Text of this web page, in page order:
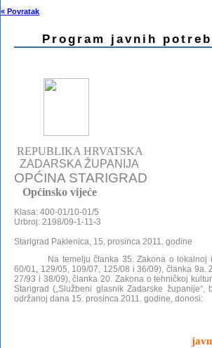
« Povratak
Program javnih
REPUBLIKA HRVATSKA
ZADARSKA ŽUPANIJA
OPĆINA STARIGRAD
Općinsko vijeće
Klasa: 400-01/10-01/5
Urbroj: 2198/09-1-11-3
Starigrad Paklenica, 15. prosinca 2011. godine
Na temelju članka 35. Zakona o lokalnoj
60/01, 129/05, 109/07, 125/08 i 36/09), članka
27/93 i 38/09), članka 20. Zakona o tehničkoj
Starigrad („Službeni glasnik Zadarske
održanoj dana 15. prosinca 2011. godine, donosi: